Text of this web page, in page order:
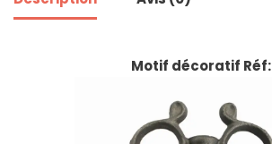
Motif décoratif Réf: